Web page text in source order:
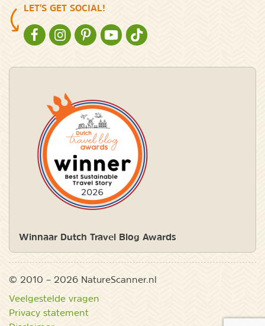
LET'S GET SOCIAL!
NATURESCANNER OP FACEBOOK
NATURESCANNER OP INSTAGRAM
NATURESCANNER OP PINTEREST
NATURESCANNER OP YOUTUBE
NATURESCANNER OP TIKTOK
Winnaar Dutch Travel Blog Awards
© 2010 – 2026 NatureScanner.nl
Veelgestelde vragen
Privacy statement